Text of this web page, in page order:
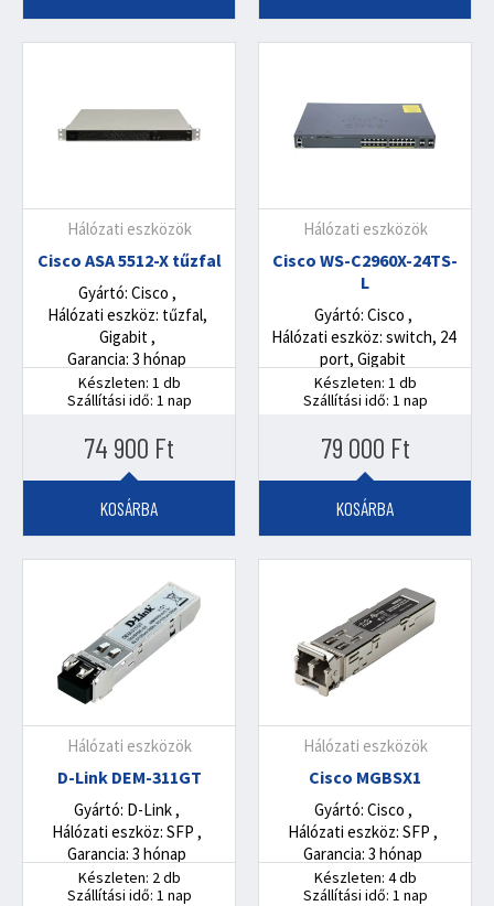
Hálózati eszközök
Cisco ASA 5512-X tűzfal
Gyártó: Cisco
Hálózati eszköz: tűzfal,
Gigabit
Garancia: 3 hónap
Készleten: 1 db
Szállítási idő: 1 nap
74 900 Ft
KOSÁRBA
Hálózati eszközök
Cisco WS-C2960X-24TS-
L
Gyártó: Cisco
Hálózati eszköz: switch, 24
port, Gigabit
Készleten: 1 db
Szállítási idő: 1 nap
79 000 Ft
KOSÁRBA
Hálózati eszközök
D-Link DEM-311GT
Gyártó: D-Link
Hálózati eszköz: SFP
Garancia: 3 hónap
Készleten: 2 db
Szállítási idő: 1 nap
Hálózati eszközök
Cisco MGBSX1
Gyártó: Cisco
Hálózati eszköz: SFP
Garancia: 3 hónap
Készleten: 4 db
Szállítási idő: 1 nap